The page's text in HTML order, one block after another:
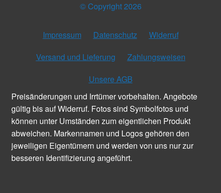
© Copyright 2026
Impressum Datenschutz
Widerruf
Versand und Lieferung
Zahlungsweisen
Unsere AGB
Preisänderungen und Irrtümer vorbehalten. Angebote
gültig bis auf Widerruf. Fotos sind Symbolfotos und
können unter Umständen zum eigentlichen Produkt
abweichen. Markennamen und Logos gehören den
jeweiligen Eigentümern und werden von uns nur zur
besseren Identifizierung angeführt.